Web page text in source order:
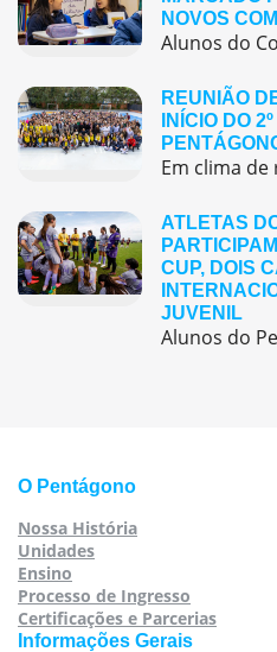
NOVOS
REUNIÃO
INÍCIO DO
ATLETAS
CUP, DOIS
JUVENIL
O Pentágono
Nossa História
Unidades
Ensino
Processo de Ingresso
Certificações e Parcerias
Informações Gerais